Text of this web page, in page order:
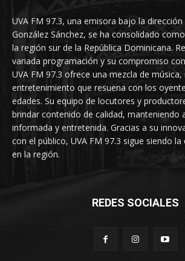
UVA FM 97.3, una emisora bajo la dirección
González Sánchez, se ha consolidado
la región sur de la República Dominicana.
variada programación y su compromiso
UVA FM 97.3 ofrece una mezcla de
entretenimiento que resuena con los
edades. Su equipo de locutores y
brindar contenido de calidad, manteniendo
informada y entretenida. Gracias a su
con el público, UVA FM 97.3 sigue siendo
en la región.
REDES SOCIALES